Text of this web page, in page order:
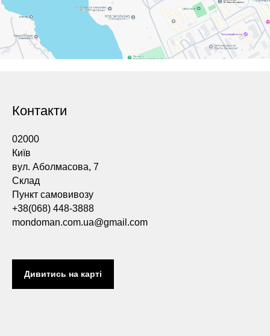
Контакти
02000
Київ
вул. Аболмасова, 7
Склад
Пункт самовивозу
+38(068) 448-3888
mondoman.com.ua@gmail.com
Дивитись на карті